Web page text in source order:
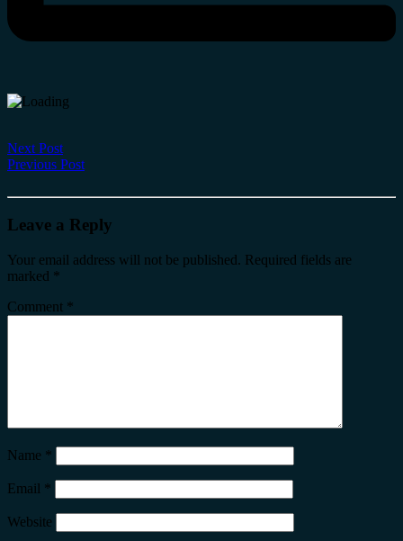
Next Post
Previous Post
Leave a Reply
Your email address will not be published. Required fields are
marked *
Comment *
Name *
Email *
Website